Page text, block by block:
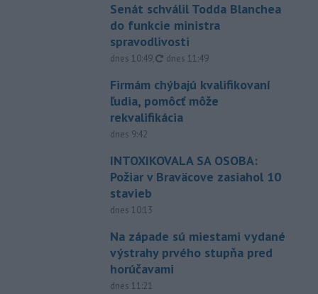
Senát schválil Todda Blanchea
do funkcie ministra
spravodlivosti
dnes 10:49, aktualizované
dnes 11:49
Firmám chýbajú kvalifikovaní
ľudia, pomôcť môže
rekvalifikácia
dnes 9:42
INTOXIKOVALA SA OSOBA:
Požiar v Braväcove zasiahol 10
stavieb
dnes 10:13
Na západe sú miestami vydané
výstrahy prvého stupňa pred
horúčavami
dnes 11:21